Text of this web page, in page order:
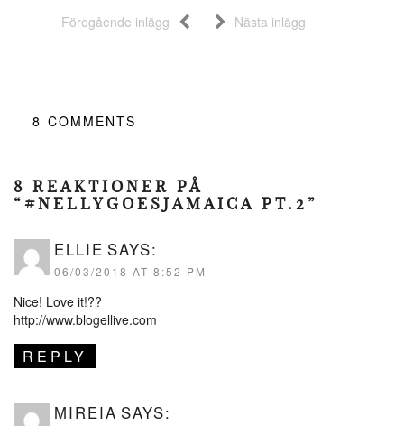
Föregående inlägg Nästa inlägg
8 COMMENTS
8 REAKTIONER PÅ
“#NELLYGOESJAMAICA PT.2”
ELLIE SAYS:
06/03/2018 AT 8:52 PM
Nice! Love it!??
http://www.blogellive.com
REPLY
MIREIA SAYS: